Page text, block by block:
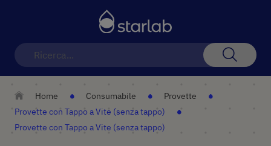
Home Consumabile
Provette
Provette con Tappo a Vite (senza tappo)
Provette con Tappo a Vite (senza tappo)